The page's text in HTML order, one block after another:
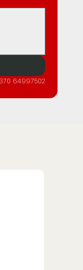
64997502